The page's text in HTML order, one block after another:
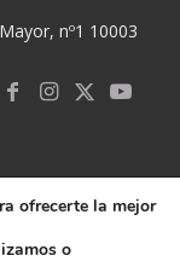
nº1 10003
ofrecerte la mejor
o